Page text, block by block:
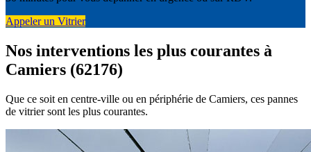
Appeler un Vitrier
Nos interventions les plus courantes à
Camiers (62176)
Que ce soit en centre-ville ou en périphérie de Camiers, ces pannes
de vitrier sont les plus courantes.